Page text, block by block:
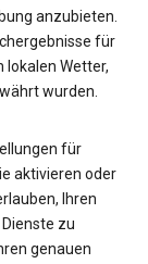
anzubieten.
für
lokalen Wetter,
wurden.
für
aktivieren oder
Ihren
zu
genauen